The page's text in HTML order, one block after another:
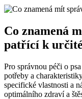
Co znamená⁢
patřící⁤ k
Pro​ správnou péči o
potřeby a
specifické vlastnosti a
‌optimálního zdraví ⁢a⁢